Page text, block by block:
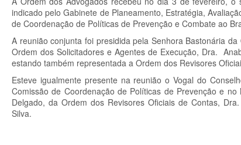
indicado pelo Gabinete de Planeamento, Estratégia,
de Coordenação de Políticas de Prevenção e Combate ao
A reunião conjunta foi presidida pela Senhora Bastonária
Ordem dos Solicitadores e Agentes de Execução, Dra.
estando também representada a Ordem dos Revisores
Esteve igualmente presente na reunião o Vogal do
Comissão de Coordenação de Políticas de Prevenção e
Delgado, da Ordem dos Revisores Oficiais de Contas,
Silva.